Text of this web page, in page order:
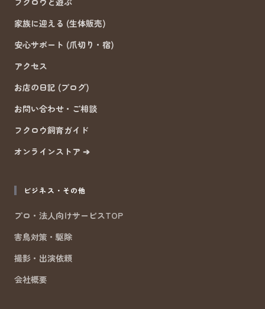
家族に迎える (生体販売)
安心サポート (爪切り・宿)
アクセス
お店の日記 (ブログ)
お問い合わせ・ご相談
フクロウ飼育ガイド
オンラインストア ➔
ビジネス・その他
プロ・法人向けサービスTOP
害鳥対策・駆除
撮影・出演依頼
会社概要